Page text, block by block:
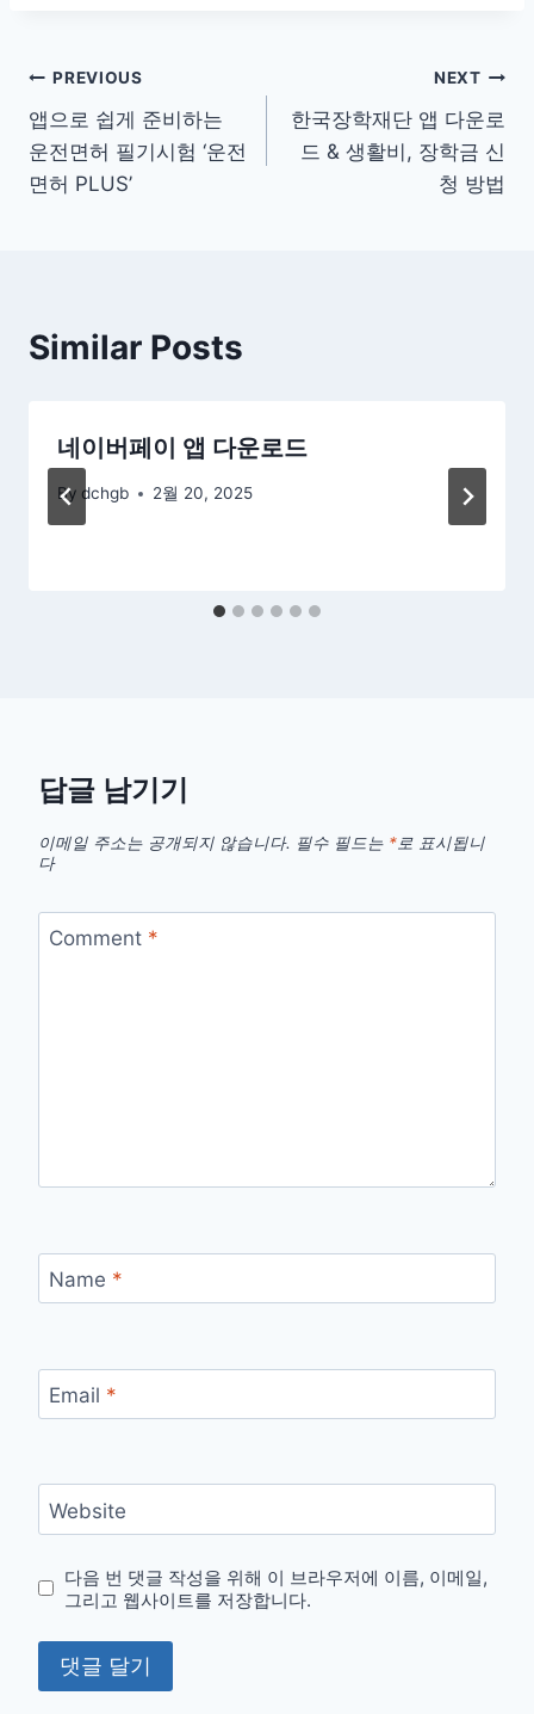
글
탐
색
PREVIOUS
앱으로 쉽게 준비하는
운전면허 필기시험 ‘운전
면허 PLUS’
NEXT
한국장학재단 앱 다운로
드 & 생활비, 장학금 신
청 방법
Similar Posts
네이버페이 앱 다운로드
By dchgb 2월 20, 2025
답글 남기기
이메일 주소는 공개되지 않습니다. 필수 필드는 *로 표시됩니
다
Comment *
Name *
Email *
Website
다음 번 댓글 작성을 위해 이 브라우저에 이름, 이메일,
그리고 웹사이트를 저장합니다.